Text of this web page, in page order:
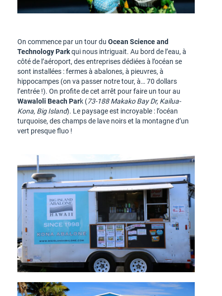
On commence par un tour du Ocean Science and
Technology Parkqui nous intriguait. Au bord de l’eau, à
côté de l’aéroport, des entreprises dédiées à l’océan se
sont installées : fermes à abalones, à pieuvres, à
hippocampes (on va passer notre tour, à… 70 dollars
l’entrée !). On profite de cet arrêt pour faire un tour au
Wawaloli Beach Park (73-188 Makako Bay Dr, Kailua-
Kona, Big Island). Le paysage est incroyable : l’océan
turquoise, des champs de lave noirs et la montagne d’un
vert presque fluo !